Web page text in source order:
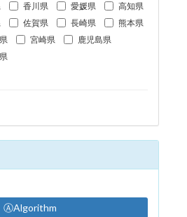
香川県 愛媛県 高知県
佐賀県 長崎県
熊本県
宮崎県
鹿児島県
ⒶAlgorithm